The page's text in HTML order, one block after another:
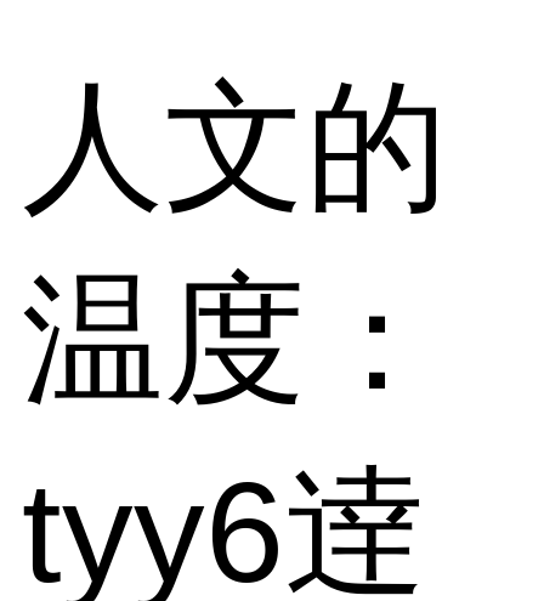
人文的
温度：
tyy6逹